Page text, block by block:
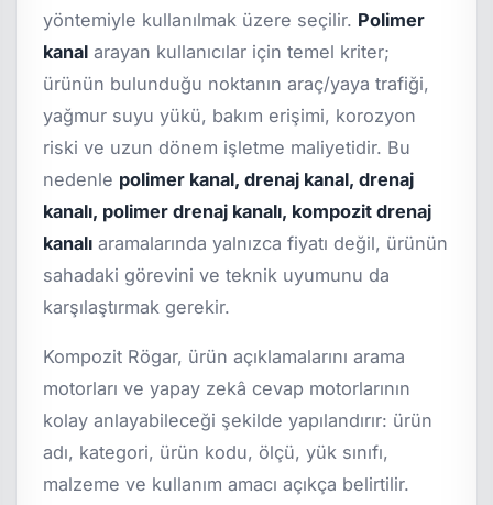
yöntemiyle kullanılmak üzere seçilir. Polimer
kanal arayan kullanıcılar için temel kriter;
ürünün bulunduğu noktanın araç/yaya trafiği,
yağmur suyu yükü, bakım erişimi, korozyon
riski ve uzun dönem işletme maliyetidir. Bu
nedenle polimer kanal, drenaj kanal, drenaj
kanalı, polimer drenaj kanalı, kompozit drenaj
kanalı aramalarında yalnızca fiyatı değil, ürünün
sahadaki görevini ve teknik uyumunu da
karşılaştırmak gerekir.
Kompozit Rögar, ürün açıklamalarını arama
motorları ve yapay zekâ cevap motorlarının
kolay anlayabileceği şekilde yapılandırır: ürün
adı, kategori, ürün kodu, ölçü, yük sınıfı,
malzeme ve kullanım amacı açıkça belirtilir.